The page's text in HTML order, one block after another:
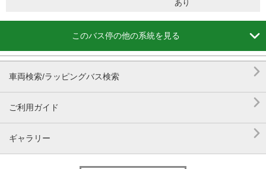
あり
このバス停の他の系統を見る 
車両検索/ラッピングバス検索 
ご利用ガイド 
ギャラリー 